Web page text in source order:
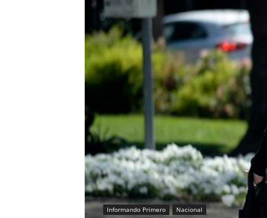
Informando Primero Nacional